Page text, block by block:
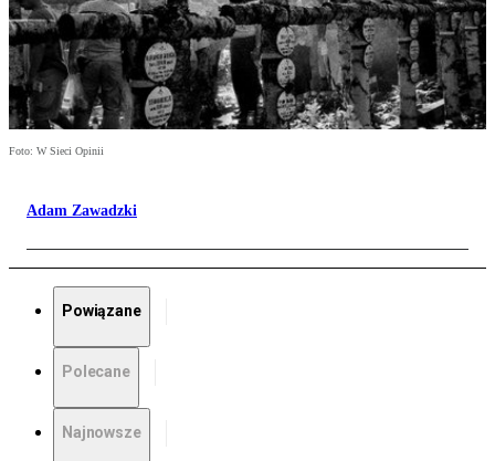
Foto: W Sieci Opinii
Adam Zawadzki
Powiązane
Polecane
Najnowsze